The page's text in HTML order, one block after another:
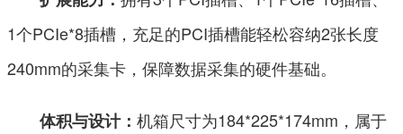
1个PCIe*8插槽，充足的PCI插槽能轻松容纳2张长度
240mm的采集卡，保障数据采集的硬件基础。
体积与设计：机箱尺寸为184*225*174mm，属于